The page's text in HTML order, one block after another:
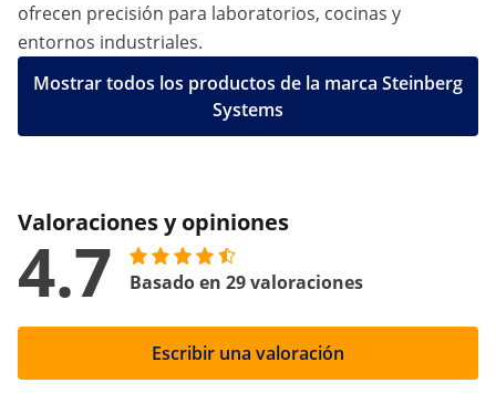
ofrecen precisión para laboratorios, cocinas y
entornos industriales.
Mostrar todos los productos de la marca Steinberg
Systems
Valoraciones y opiniones
4.7 Basado en 29 valoraciones
Escribir una valoración